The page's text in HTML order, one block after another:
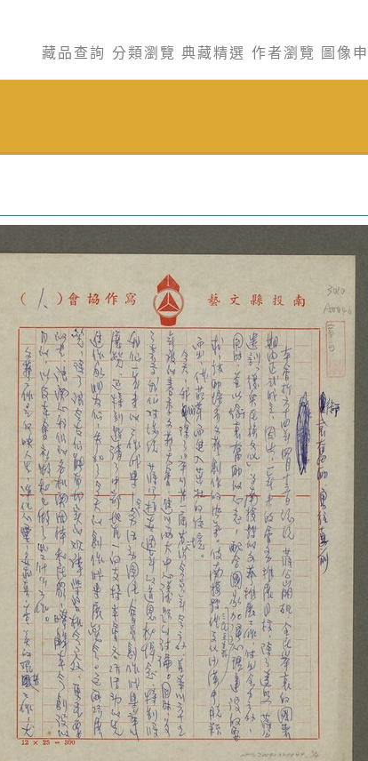
藏品查詢 分類瀏覽 典藏精選 作者瀏覽 圖像